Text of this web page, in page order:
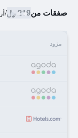
صفقات من219 ﷼ /
مزود